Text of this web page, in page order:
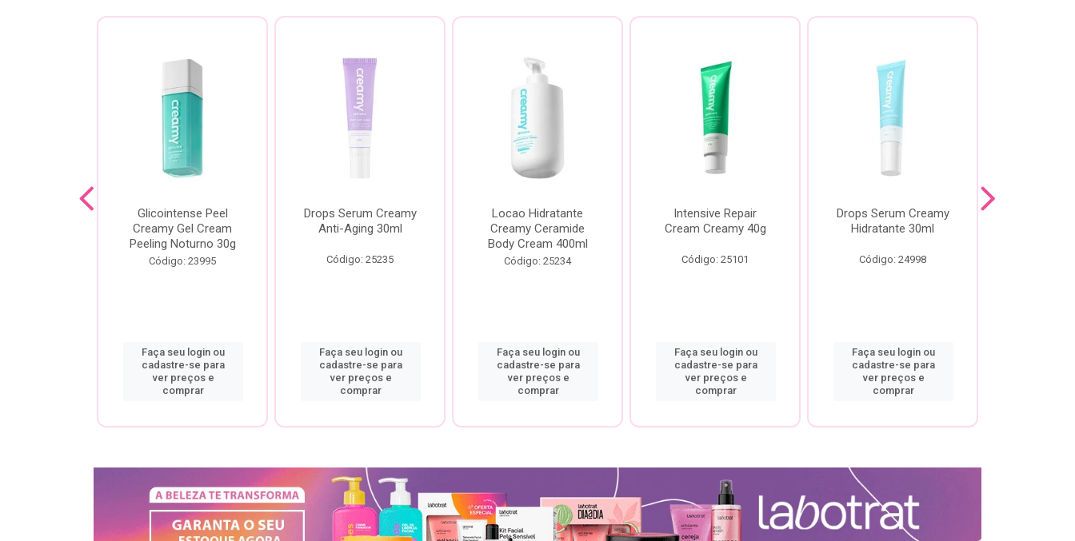
Glicointense Peel
Creamy Gel Cream
Peeling Noturno 30g
Código: 23995
Faça seu login ou
cadastre-se para
ver preços e
comprar
Drops Serum Creamy
Anti-Aging 30ml
Código: 25235
Faça seu login ou
cadastre-se para
ver preços e
comprar
Locao Hidratante
Creamy Ceramide
Body Cream 400ml
Código: 25234
Faça seu login ou
cadastre-se para
ver preços e
comprar
Intensive Repair
Cream Creamy 40g
Código: 25101
Faça seu login ou
cadastre-se para
ver preços e
comprar
Drops Serum Creamy
Hidratante 30ml
Código: 24998
Faça seu login ou
cadastre-se para
ver preços e
comprar